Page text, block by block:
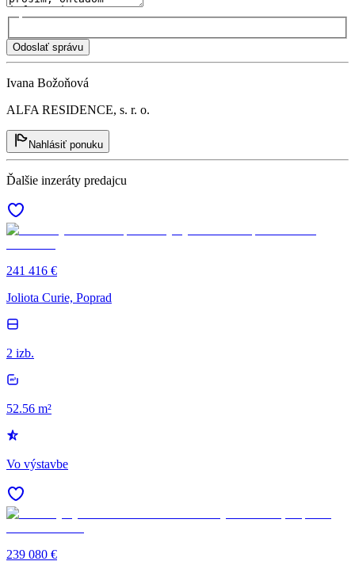
Odoslať správu
Ivana Božoňová
ALFA RESIDENCE, s. r. o.
Nahlásiť ponuku
Ďalšie inzeráty predajcu
241 416 €
Joliota Curie, Poprad
2 izb.
52.56 m²
Vo výstavbe
239 080 €